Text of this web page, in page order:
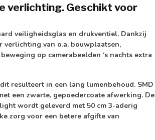
verlichting. Geschikt voor
veiligheidsglas en drukventiel. Dankzij
van o.a. bouwplaatsen,
op camerabeelden ‘s nachts extra
resulteert in een lang lumenbehoud. SMD
een zwarte, gepoedercoate afwerking. De
wordt geleverd met 50 cm 3-aderig
zorg voor een betere afgifte van